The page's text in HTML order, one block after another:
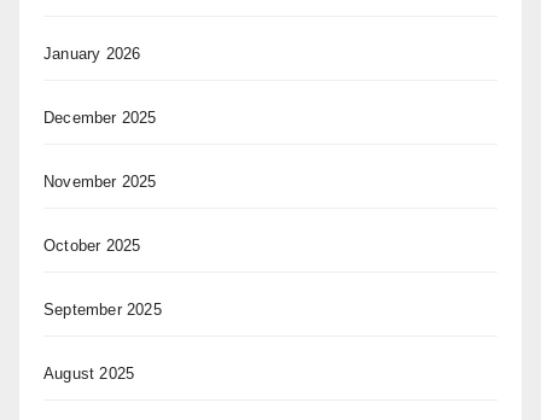
January 2026
December 2025
November 2025
October 2025
September 2025
August 2025